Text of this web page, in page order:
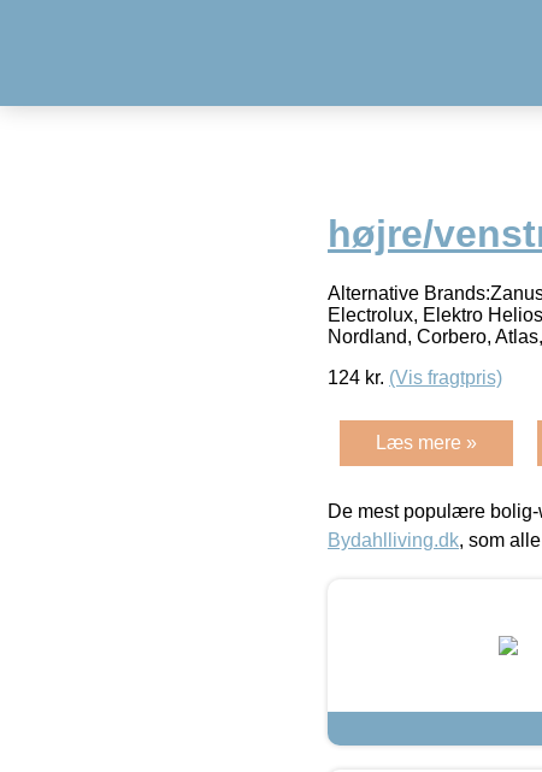
højre/
Alternative
Electrolux, Elektro
Nordland, Corbero,
124 kr. (Vis fragtpris)
Læs mere »
De mest populære
Bydahlliving.dk, som